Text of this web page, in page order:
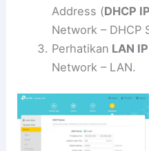
Address (DHCP
Network – DHCP
Perhatikan LAN
Network – LAN.